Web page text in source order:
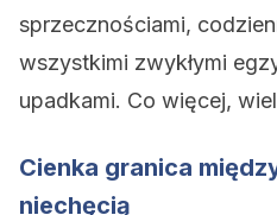
sprzecznościami,
wszystkimi zwykłymi
upadkami. Co więcej,
Cienka granica
niechęcią